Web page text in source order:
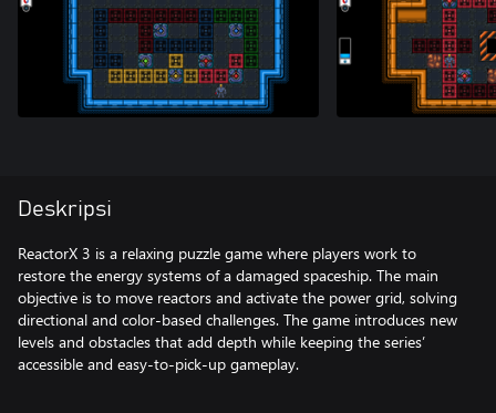
Deskripsi
ReactorX 3 is a relaxing puzzle game where players work to
restore the energy systems of a damaged spaceship. The main
objective is to move reactors and activate the power grid, solving
directional and color-based challenges. The game introduces new
levels and obstacles that add depth while keeping the series’
accessible and easy-to-pick-up gameplay.